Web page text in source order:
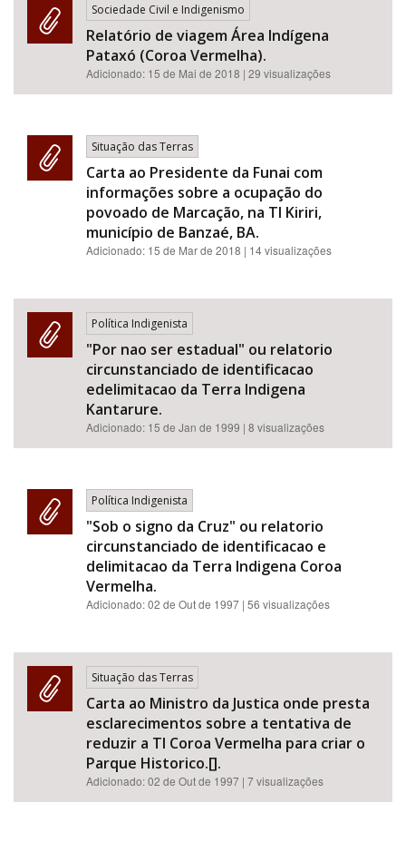
Sociedade Civil e Indigenismo
Relatório de viagem Área Indígena
Pataxó (Coroa Vermelha).
Adicionado: 15 de Mai de 2018 | 29 visualizações
Situação das Terras
Carta ao Presidente da Funai com
informações sobre a ocupação do
povoado de Marcação, na TI Kiriri,
município de Banzaé, BA.
Adicionado: 15 de Mar de 2018 | 14 visualizações
Política Indigenista
"Por nao ser estadual" ou relatorio
circunstanciado de identificacao
edelimitacao da Terra Indigena
Kantarure.
Adicionado: 15 de Jan de 1999 | 8 visualizações
Política Indigenista
"Sob o signo da Cruz" ou relatorio
circunstanciado de identificacao e
delimitacao da Terra Indigena Coroa
Vermelha.
Adicionado:02 de Out de 1997 | 56 visualizações
Situação das Terras
Carta ao Ministro da Justica onde presta
esclarecimentos sobre a tentativa de
reduzir a TI Coroa Vermelha para criar o
Parque Historico.[].
Adicionado:02 de Out de 1997 | 7 visualizações